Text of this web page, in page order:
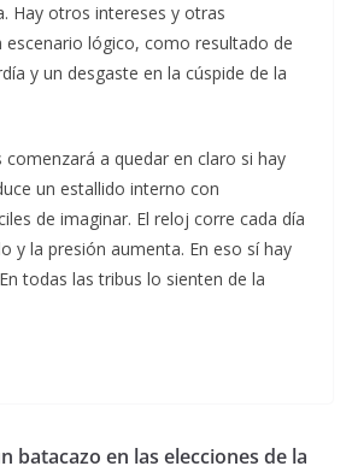
Hay otros intereses y otras
escenario lógico, como resultado de
y un desgaste en la cúspide de la
comenzará a quedar en claro si hay
un estallido interno con
de imaginar. El reloj corre cada día
y la presión aumenta. En eso sí hay
todas las tribus lo sienten de la
batacazo en las elecciones de la